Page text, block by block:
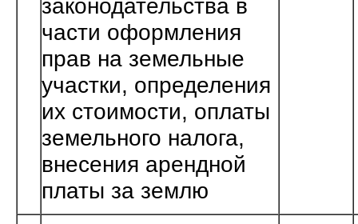
законодательства в
части оформления
прав на земель­ные
участки, определения
их стоимости, оплаты
земельного налога,
внесения арендной
платы за землю